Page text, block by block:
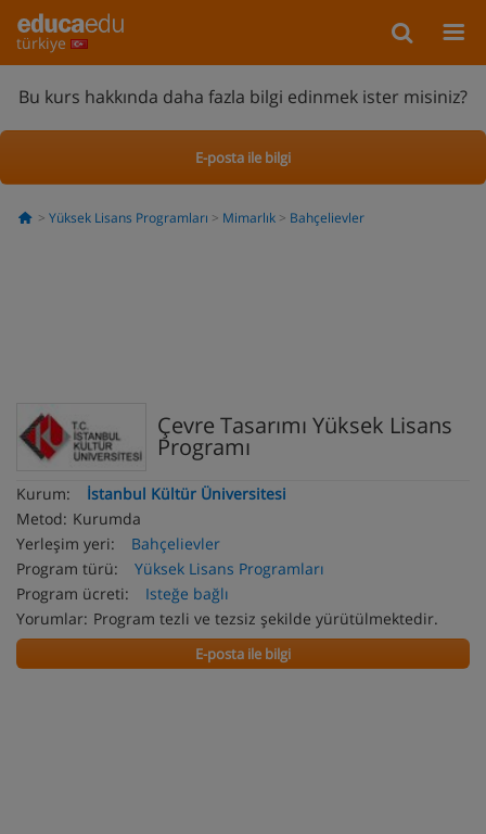
türkiye
Bu kurs hakkında daha fazla bilgi edinmek ister misiniz?
E-posta ile bilgi
Yüksek Lisans Programları Mimarlık Bahçelievler
Çevre Tasarımı Yüksek Lisans
Programı
Kurum:
İstanbul Kültür Üniversitesi
Metod: Kurumda
Yerleşim yeri:
Bahçelievler
Program türü:
Yüksek Lisans Programları
Program ücreti:
Isteğe bağlı
Yorumlar: Program tezli ve tezsiz şekilde yürütülmektedir.
E-posta ile bilgi